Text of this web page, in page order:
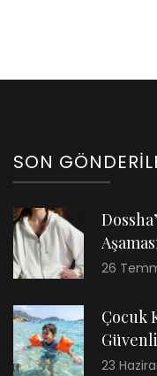
SON
26
Çocuk
23